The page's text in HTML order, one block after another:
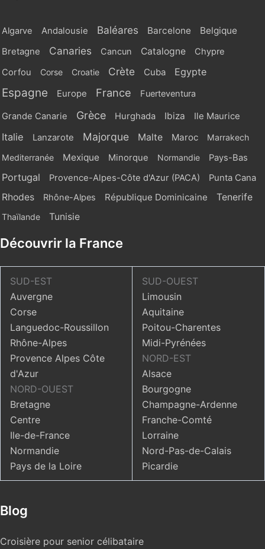
Algarve Andalousie Baléares Barcelone Belgique
Bretagne Canaries Cancun Catalogne
Chypre
Corfou
Corse Croatie Crète Cuba Egypte
Espagne Europe France Fuerteventura
Grande Canarie Grèce Hurghada Ibiza Ile Maurice
Italie Lanzarote Majorque Malte Maroc
Marrakech
Mediterranée
Mexique Minorque Normandie Pays-Bas
Portugal Provence-Alpes-Côte d'Azur (PACA) Punta Cana
Rhodes Rhône-Alpes République Dominicaine Tenerife
Thaïlande Tunisie
Découvrir la France
SUD-EST
Auvergne
Corse
Languedoc-Roussillon
Rhône-Alpes
Provence Alpes Côte
d'Azur
NORD-OUEST
Bretagne
Centre
Ile-de-France
Normandie
Pays de la Loire
SUD-OUEST
Limousin
Aquitaine
Poitou-Charentes
Midi-Pyrénées
NORD-EST
Alsace
Bourgogne
Champagne-Ardenne
Franche-Comté
Lorraine
Nord-Pas-de-Calais
Picardie
Blog
Croisière pour senior célibataire